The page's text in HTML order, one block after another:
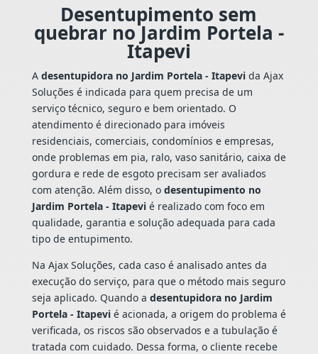
Desentupimento sem
quebrar no Jardim Portela -
Itapevi
A desentupidora no Jardim Portela - Itapevida Ajax
Soluções é indicada para quem precisa de um
serviço técnico, seguro e bem orientado. O
atendimento é direcionado para imóveis
residenciais, comerciais, condomínios e empresas,
onde problemas em pia, ralo, vaso sanitário, caixa de
gordura e rede de esgoto precisam ser avaliados
com atenção. Além disso, o desentupimento no
Jardim Portela - Itapevié realizado com foco em
qualidade, garantia e solução adequada para cada
tipo de entupimento.
Na Ajax Soluções, cada caso é analisado antes da
execução do serviço, para que o método mais seguro
seja aplicado. Quando a desentupidora no Jardim
Portela - Itapevié acionada, a origem do problema é
verificada, os riscos são observados e a tubulação é
tratada com cuidado. Dessa forma, o cliente recebe